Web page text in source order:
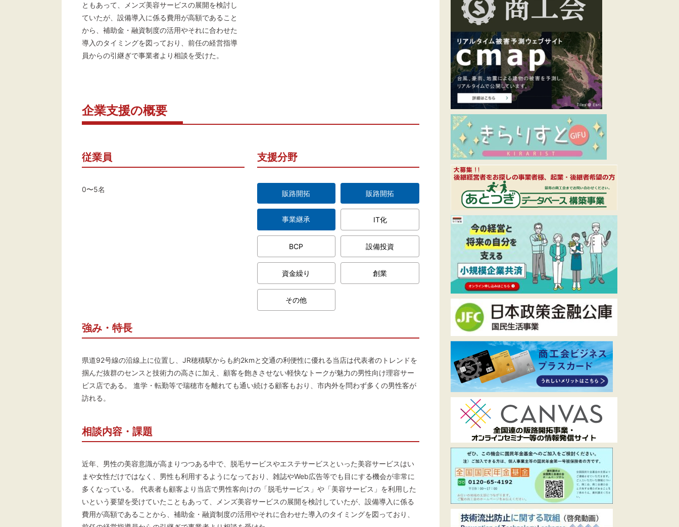
ともあって、メンズ美容サービスの展開を検討し
ていたが、設備導入に係る費用が高額であること
から、補助金・融資制度の活用やそれに合わせた
導入のタイミングを図っており、前任の経営指導
員からの引継ぎで事業者より相談を受けた。
企業支援の概要
従業員
0〜5名
支援分野
販路開拓 販路開拓
事業継承 IT化
BCP 設備投資
資金繰り 創業
その他
強み・特長
県道92号線の沿線上に位置し、JR穂積駅からも約2kmと交通の利便性に優れる当店は代表者のトレンドを
掴んだ抜群のセンスと技術力の高さに加え、顧客を飽きさせない軽快なトークが魅力の男性向け理容サー
ビス店である。 進学・転勤等で瑞穂市を離れても通い続ける顧客もおり、市内外を問わず多くの男性客が
訪れる。
相談内容・課題
近年、男性の美容意識が高まりつつある中で、脱毛サービスやエステサービスといった美容サービスはい
まや女性だけではなく、男性も利用するようになっており、雑誌やWeb広告等でも目にする機会が非常に
多くなっている。 代表者も顧客より当店で男性客向けの「脱毛サービス」や「美容サービス」を利用した
いという要望を受けていたこともあって、メンズ美容サービスの展開を検討していたが、設備導入に係る
費用が高額であることから、補助金・融資制度の活用やそれに合わせた導入のタイミングを図っており、